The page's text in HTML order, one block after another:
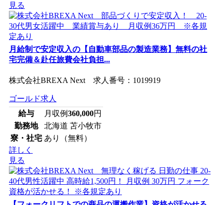
見る
月給制で安定収入の【自動車部品の製造業務】無料の社
宅完備＆赴任旅費会社負担...
株式会社BREXA Next 求人番号：1019919
ゴールド求人
給与
月収例360,000円
勤務地
北海道 苫小牧市
寮・社宅 あり（無料）
詳しく
見る